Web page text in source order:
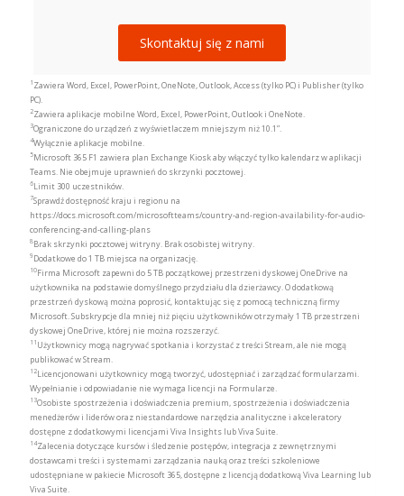
Skontaktuj się z nami
1 Zawiera Word, Excel, PowerPoint, OneNote, Outlook, Access (tylko PC) i Publisher (tylko
PC).
2Zawiera aplikacje mobilne Word, Excel, PowerPoint, Outlook i OneNote.
3Ograniczone do urządzeń z wyświetlaczem mniejszym niż 10.1”.
4Wyłącznie aplikacje mobilne.
5Microsoft 365 F1 zawiera plan Exchange Kiosk aby włączyć tylko kalendarz w aplikacji
Teams. Nie obejmuje uprawnień do skrzynki pocztowej.
6Limit 300 uczestników.
7Sprawdź dostępność kraju i regionu na
https://docs.microsoft.com/microsoftteams/country-and-region-availability-for-audio-
conferencing-and-calling-plans
8Brak skrzynki pocztowej witryny. Brak osobistej witryny.
9Dodatkowe do 1 TB miejsca na organizację.
10Firma Microsoft zapewni do 5 TB początkowej przestrzeni dyskowej OneDrive na
użytkownika na podstawie domyślnego przydziału dla dzierżawcy. O dodatkową
przestrzeń dyskową można poprosić, kontaktując się z pomocą techniczną firmy
Microsoft. Subskrypcje dla mniej niż pięciu użytkowników otrzymały 1 TB przestrzeni
dyskowej OneDrive, której nie można rozszerzyć.
11 Użytkownicy mogą nagrywać spotkania i korzystać z treści Stream, ale nie mogą
publikować w Stream.
12Licencjonowani użytkownicy mogą tworzyć, udostępniać i zarządzać formularzami.
Wypełnianie i odpowiadanie nie wymaga licencji na Formularze.
13Osobiste spostrzeżenia i doświadczenia premium, spostrzeżenia i doświadczenia
menedżerów i liderów oraz niestandardowe narzędzia analityczne i akceleratory
dostępne z dodatkowymi licencjami Viva Insights lub Viva Suite.
14Zalecenia dotyczące kursów i śledzenie postępów, integracja z zewnętrznymi
dostawcami treści i systemami zarządzania nauką oraz treści szkoleniowe
udostępniane w pakiecie Microsoft 365, dostępne z licencją dodatkową Viva Learning lub
Viva Suite.